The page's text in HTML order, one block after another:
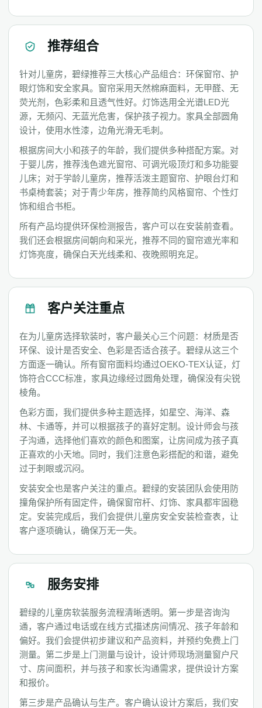
推荐组合
针对儿童房，碧绿推荐三大核心产品组合：环保窗帘、护
眼灯饰和安全家具。窗帘采用天然棉麻面料，无甲醛、无
荧光剂，色彩柔和且透气性好。灯饰选用全光谱LED光
源，无频闪、无蓝光危害，保护孩子视力。家具全部圆角
设计，使用水性漆，边角光滑无毛刺。
根据房间大小和孩子的年龄，我们提供多种搭配方案。对
于婴儿房，推荐浅色遮光窗帘、可调光吸顶灯和多功能婴
儿床；对于学龄儿童房，推荐活泼主题窗帘、护眼台灯和
书桌椅套装；对于青少年房，推荐简约风格窗帘、个性灯
饰和组合书柜。
所有产品均提供环保检测报告，客户可以在安装前查看。
我们还会根据房间朝向和采光，推荐不同的窗帘遮光率和
灯饰亮度，确保白天光线柔和、夜晚照明充足。
客户关注重点
在为儿童房选择软装时，客户最关心三个问题：材质是否
环保、设计是否安全、色彩是否适合孩子。碧绿从这三个
方面逐一确认。所有窗帘面料均通过OEKO-TEX认证，灯
饰符合CCC标准，家具边缘经过圆角处理，确保没有尖锐
棱角。
色彩方面，我们提供多种主题选择，如星空、海洋、森
林、卡通等，并可以根据孩子的喜好定制。设计师会与孩
子沟通，选择他们喜欢的颜色和图案，让房间成为孩子真
正喜欢的小天地。同时，我们注意色彩搭配的和谐，避免
过于刺眼或沉闷。
安装安全也是客户关注的重点。碧绿的安装团队会使用防
撞角保护所有固定件，确保窗帘杆、灯饰、家具都牢固稳
定。安装完成后，我们会提供儿童房安全安装检查表，让
客户逐项确认，确保万无一失。
服务安排
碧绿的儿童房软装服务流程清晰透明。第一步是咨询沟
通，客户通过电话或在线方式描述房间情况、孩子年龄和
偏好。我们会提供初步建议和产品资料，并预约免费上门
测量。第二步是上门测量与设计，设计师现场测量窗户尺
寸、房间面积，并与孩子和家长沟通需求，提供设计方案
和报价。
第三步是产品确认与生产。客户确认设计方案后，我们安